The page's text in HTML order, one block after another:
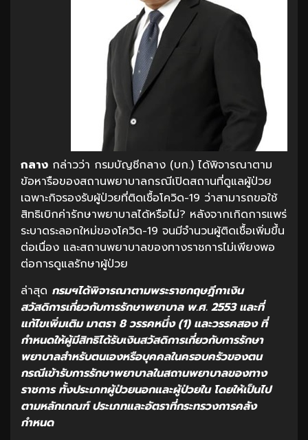
กลาง กล่าวว่า กรมบัญชีกลาง (บก.) ได้พิจารณาตาม
ข้อหารือของสถานพยาบาลกรณีเปิดสถานที่ดูแลผู้ป่วย
เฉพาะกิจรองรับผู้ป่วยที่ติดเชื้อโควิด-19 ว่าสามารถขอใช้
สิทธิเบิกค่ารักษาพยาบาลได้หรือไม่? หลังจากเกิดการแพร่
ระบาดระลอกใหม่ของโควิด-19 จนมีจำนวนผู้ติดเชื้อเพิ่มขึ้น
ต่อเนื่อง และสถานพยาบาลของทางราชการไม่เพียงพอ
ต่อการดูแลรักษาผู้ป่วย
ล่าสุด กรมฯได้พิจารณาตามพระราชกฤษฎีกาเงิน
สวัสดิการเกี่ยวกับการรักษาพยาบาล พ.ศ. 2553และที่
แก้ไขเพิ่มเติม มาตรา 8วรรคหนึ่ง (1) และวรรคสอง ที่
กำหนดให้ผู้มีสิทธิได้รับเงินสวัสดิการเกี่ยวกับการรักษา
พยาบาลสำหรับตนเองหรือบุคคลในครอบครัวของตน
กรณีเข้ารับการรักษาพยาบาลในสถานพยาบาลของทาง
ราชการ ทั้งประเภทผู้ป่วยนอกและผู้ป่วยใน โดยให้เป็นไป
ตามหลักเกณฑ์ ประเภทและอัตราที่กระทรวงการคลัง
กำหนด